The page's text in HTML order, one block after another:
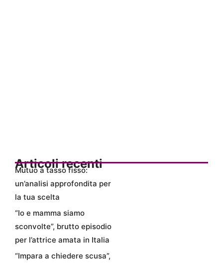
Articoli recenti
Mutuo a tasso fisso:
un’analisi approfondita per
la tua scelta
“Io e mamma siamo
sconvolte”, brutto episodio
per l’attrice amata in Italia
“Impara a chiedere scusa”,